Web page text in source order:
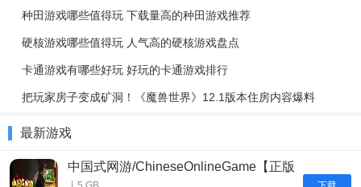
种田游戏哪些值得玩 下载量高的种田游戏推荐
硬核游戏哪些值得玩 人气高的硬核游戏盘点
卡通游戏有哪些好玩 好玩的卡通游戏排行
把玩家房子变成矿洞！《魔兽世界》12.1版本住房内容爆料
最新游戏
中国式网游/ChineseOnlineGame【正版
账号】